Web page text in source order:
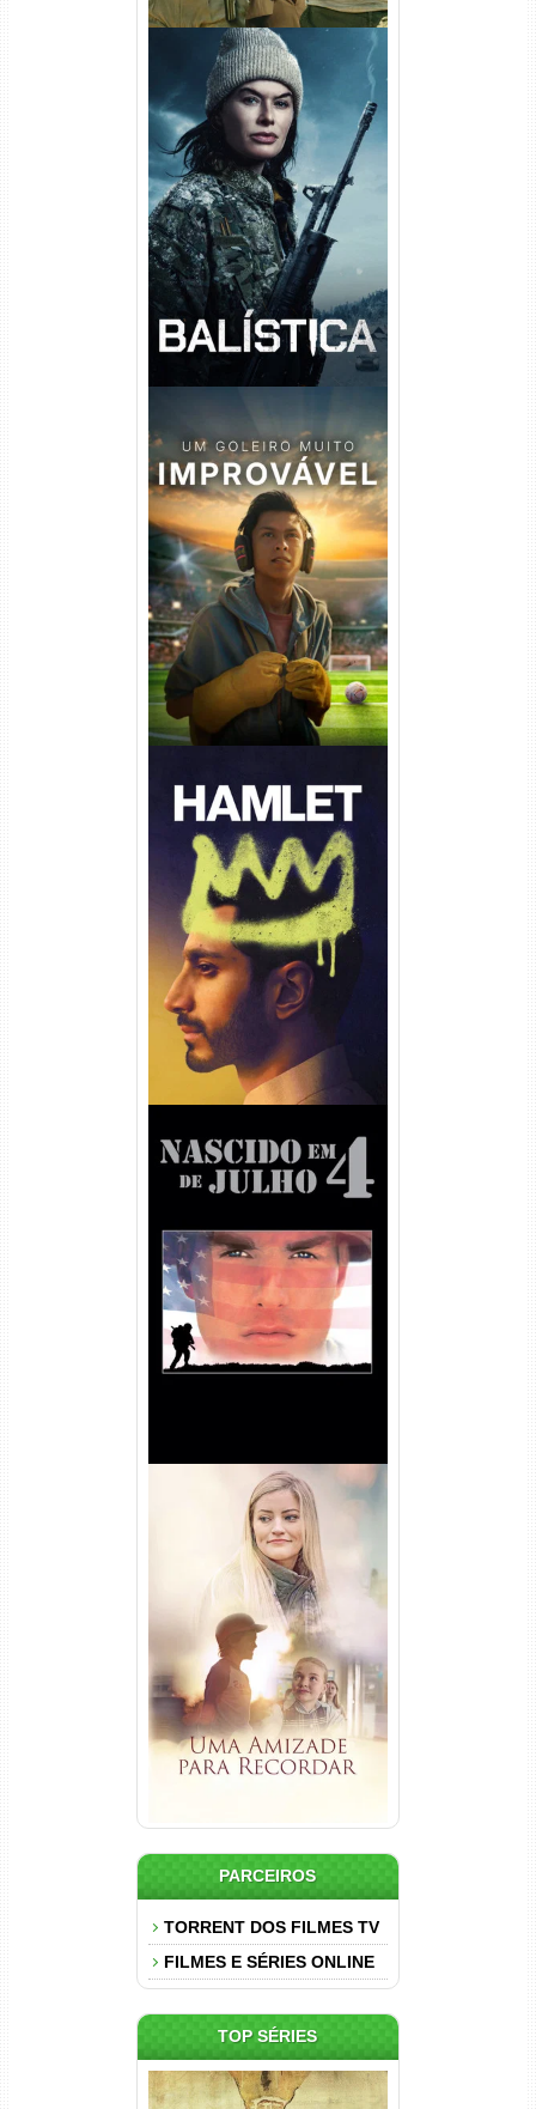
Balística Torrent (2025) WEB-
DL 1080p Dual Áudio
Um Goleiro Muito Improvável
Torrent (2026) WEB-DL 1080p
Dual Áudio
Hamlet Torrent (2026) WEB-
DL 1080p Dual Áudio
Nascido em 4 de Julho
Torrent (1989) WEB-DL 1080p
Dual Áudio
Uma Amizade para Recordar
Torrent (2025) WEB-DL 1080p
Dual Áudio
PARCEIROS
TORRENT DOS FILMES TV
FILMES E SÉRIES ONLINE
TOP SÉRIES